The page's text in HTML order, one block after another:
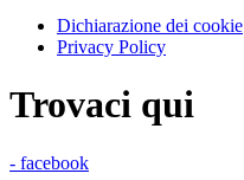
Dichiarazione dei cookie
Privacy Policy
Trovaci qui
- facebook